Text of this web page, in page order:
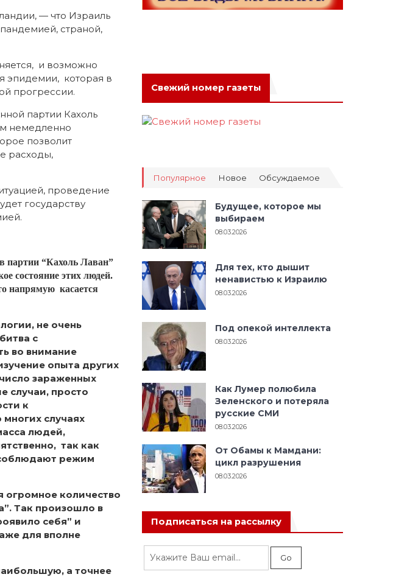
— что Израиль
страной,
и возможно
эпидемии, которая в
прогрессии.
партии Кахоль
немедленно
позволит
расходы,
проведение
государству
партии “Кахоль Лаван”
состояние этих людей.
напрямую касается
не очень
с
во внимание
опыта других
зараженных
случаи, просто
к
случаях
людей,
так как
режим
огромное количество
Так произошло в
себя” и
для вполне
а точнее
Свежий номер газеты
Популярное Новое Обсуждаемое
Будущее, которое мы
выбираем
08.03.2026
Для тех, кто дышит
ненавистью к Израилю
08.03.2026
Под опекой интеллекта
08.03.2026
Как Лумер полюбила
Зеленского и потеряла
русские СМИ
08.03.2026
От Обамы к Мамдани:
цикл разрушения
08.03.2026
Подписаться на рассылку